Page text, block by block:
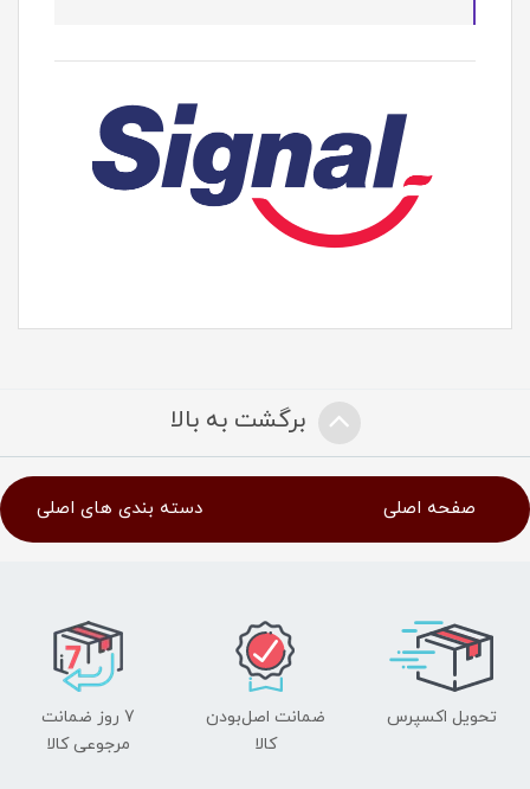
برگشت به بالا
صفحه اصلی دسته بندی های اصلی
تحویل اکسپرس
ضمانت اصل‌بودن
کالا
7 روز ضمانت
مرجوعی کالا